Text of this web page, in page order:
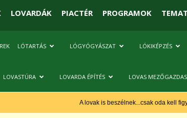
LOVARDÁK PIACTÉR PROGRAMOK
LÓTARTÁS LÓGYÓGYÁSZAT LÓKIKÉPZÉS
LOVASTÚRA LOVARDA ÉPÍTÉS LOVAS
A lovak is beszélnek...csak oda kell